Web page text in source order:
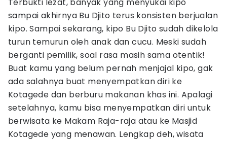
sampai akhirnya Bu Djito terus konsisten berjualan
kipo. Sampai sekarang, kipo Bu Djito sudah dikelola
turun temurun oleh anak dan cucu. Meski sudah
berganti pemilik, soal rasa masih sama otentik!
Buat kamu yang belum pernah menjajal kipo, gak
ada salahnya buat menyempatkan diri ke
Kotagede dan berburu makanan khas ini. Apalagi
setelahnya, kamu bisa menyempatkan diri untuk
berwisata ke Makam Raja-raja atau ke Masjid
Kotagede yang menawan. Lengkap deh, wisata